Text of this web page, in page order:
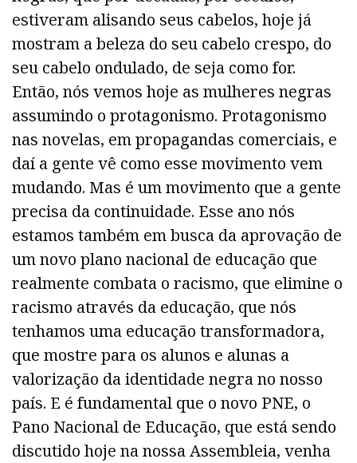
estiveram alisando seus cabelos, hoje já
mostram a beleza do seu cabelo crespo, do
seu cabelo ondulado, de seja como for.
Então, nós vemos hoje as mulheres negras
assumindo o protagonismo. Protagonismo
nas novelas, em propagandas comerciais, e
daí a gente vê como esse movimento vem
mudando. Mas é um movimento que a gente
precisa da continuidade. Esse ano nós
estamos também em busca da aprovação de
um novo plano nacional de educação que
realmente combata o racismo, que elimine o
racismo através da educação, que nós
tenhamos uma educação transformadora,
que mostre para os alunos e alunas a
valorização da identidade negra no nosso
país. E é fundamental que o novo PNE, o
Pano Nacional de Educação, que está sendo
discutido hoje na nossa Assembleia, venha